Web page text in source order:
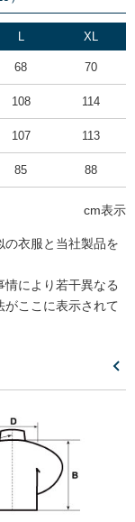
L XL
68 70
108 114
107 113
85 88
cm表示
の衣服と当社製品を
により若干異なる
ここに表示されて